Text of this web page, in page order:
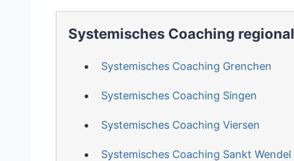
Systemisches Coaching regional
Systemisches Coaching Grenchen
Systemisches Coaching Singen
Systemisches Coaching Viersen
Systemisches Coaching Sankt Wendel